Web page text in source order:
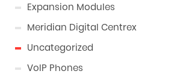
Expansion Modules
Meridian Digital Centrex
Uncategorized
VoIP Phones